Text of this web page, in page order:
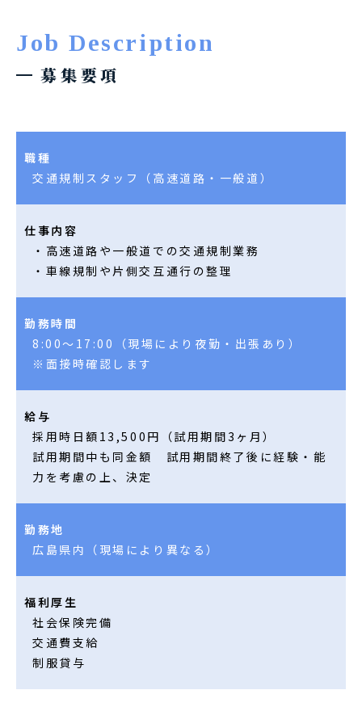
Job Description
募集要項
職種
交通規制スタッフ（高速道路・一般道）
仕事内容
・高速道路や一般道での交通規制業務
・車線規制や片側交互通行の整理
勤務時間
8:00～17:00（現場により夜勤・出張あり）
※面接時確認します
給与
採用時日額13,500円（試用期間3ヶ月）
試用期間中も同金額 試用期間終了後に経験・能
力を考慮の上、決定
勤務地
広島県内（現場により異なる）
福利厚生
社会保険完備
交通費支給
制服貸与